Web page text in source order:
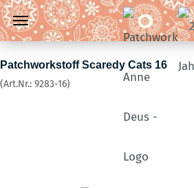
Patchworkstoff Scaredy Cats 16
(Art.Nr.: 9283-16)